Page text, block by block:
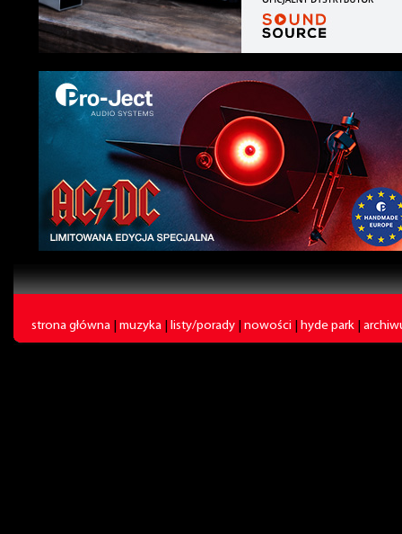
strona główna muzyka listy/porady nowości hyde park